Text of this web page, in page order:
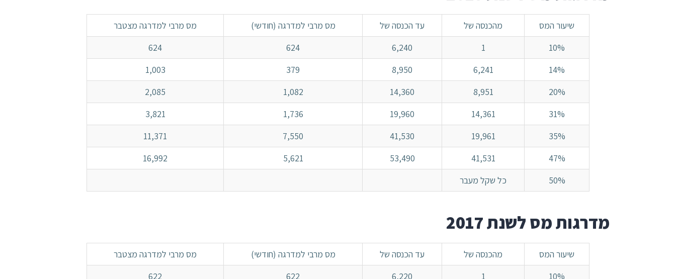
שיעור המס מהכנסה של עד הכנסה של מס מרבי למדרגה (חודשי)
מס מרבי למדרגה מצטבר
10%
1
6,240
624
624
14%
6,241
8,950
379
1,003
20%
8,951
14,360
1,082
2,085
31%
14,361
19,960
1,736
3,821
35%
19,961
41,530
7,550
11,371
47%
41,531
53,490
5,621
16,992
50%
כל שקל מעבר
מדרגות מס לשנת 2017
שיעור המס מהכנסה של עד הכנסה של מס מרבי למדרגה (חודשי)
מס מרבי למדרגה מצטבר
10%
1
6,220
622
622